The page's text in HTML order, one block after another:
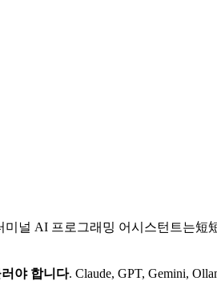
널 AI 프로그래밍 어시스턴트는短
야 합니다. Claude, GPT, Gemini,